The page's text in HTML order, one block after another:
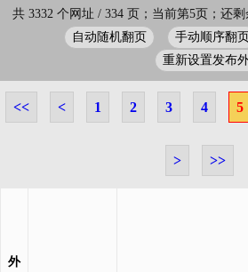
共 3332 个网址 / 334 页；当前第5页；还剩
自动随机翻页
手动顺序翻
重新设置发布
<< < 1 2 3 4 5
> >>
外